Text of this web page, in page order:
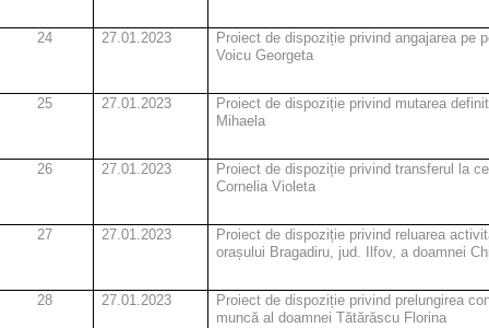
24 27.01.2023
Proiect de dispoziție privind angajarea pe
Voicu Georgeta
25 27.01.2023
Proiect de dispoziție privind mutarea
Mihaela
26 27.01.2023
Proiect de dispoziție privind transferul la
Cornelia Violeta
27 27.01.2023
Proiect de dispoziție privind reluarea
orașului Bragadiru, jud. Ilfov, a doamnei
28 27.01.2023
Proiect de dispoziție privind prelungirea
muncă al doamnei Tătărăscu Florina